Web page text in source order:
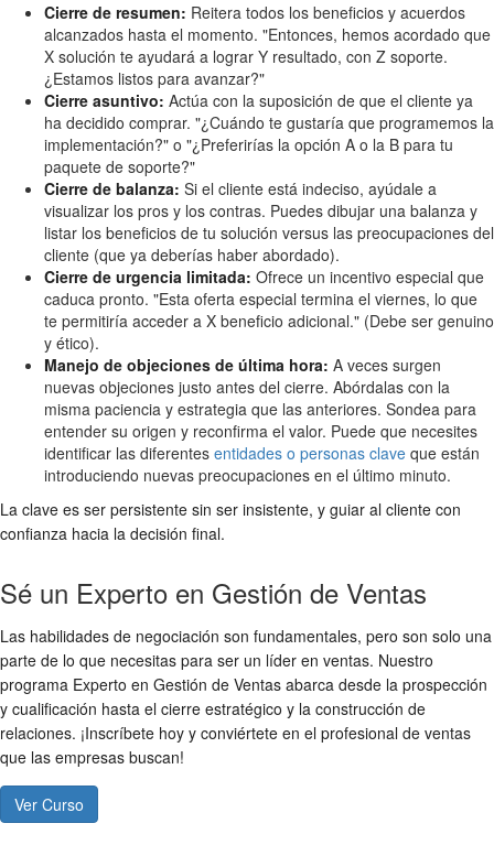
Cierre de resumen: Reitera todos los beneficios y acuerdos
alcanzados hasta el momento. "Entonces, hemos acordado que
X solución te ayudará a lograr Y resultado, con Z soporte.
¿Estamos listos para avanzar?"
Cierre asuntivo: Actúa con la suposición de que el cliente ya
ha decidido comprar. "¿Cuándo te gustaría que programemos la
implementación?" o "¿Preferirías la opción A o la B para tu
paquete de soporte?"
Cierre de balanza: Si el cliente está indeciso, ayúdale a
visualizar los pros y los contras. Puedes dibujar una balanza y
listar los beneficios de tu solución versus las preocupaciones del
cliente (que ya deberías haber abordado).
Cierre de urgencia limitada: Ofrece un incentivo especial que
caduca pronto. "Esta oferta especial termina el viernes, lo que
te permitiría acceder a X beneficio adicional." (Debe ser genuino
y ético).
Manejo de objeciones de última hora: A veces surgen
nuevas objeciones justo antes del cierre. Abórdalas con la
misma paciencia y estrategia que las anteriores. Sondea para
entender su origen y reconfirma el valor. Puede que necesites
identificar las diferentes entidades o personas clave que están
introduciendo nuevas preocupaciones en el último minuto.
La clave es ser persistente sin ser insistente, y guiar al cliente con
confianza hacia la decisión final.
Sé un Experto en Gestión de Ventas
Las habilidades de negociación son fundamentales, pero son solo una
parte de lo que necesitas para ser un líder en ventas. Nuestro
programa Experto en Gestión de Ventas abarca desde la prospección
y cualificación hasta el cierre estratégico y la construcción de
relaciones. ¡Inscríbete hoy y conviértete en el profesional de ventas
que las empresas buscan!
Ver Curso